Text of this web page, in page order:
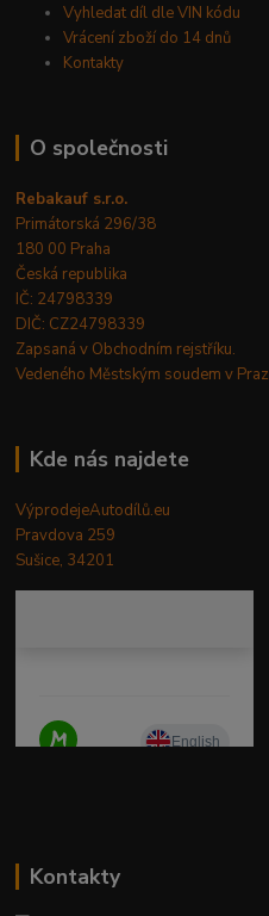
Vyhledat díl dle VIN kódu
Vrácení zboží do 14 dnů
Kontakty
O společnosti
Rebakauf s.r.o.
Primátorská 296/38
180 00 Praha
Česká republika
IČ: 24798339
DIČ: CZ24798339
Zapsaná v Obchodním rejstříku.
Vedeného Městským soudem v
Kde nás najdete
VýprodejeAutodílů.eu
Pravdova 259
Sušice, 34201
Kontakty